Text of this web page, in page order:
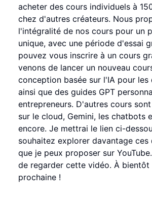
acheter des cours individuels à
chez d'autres créateurs. Nous
l'intégralité de nos cours pour un
unique, avec une période d'essai
pouvez vous inscrire à un cours
venons de lancer un nouveau
conception basée sur l'IA pour les
ainsi que des guides GPT
entrepreneurs. D'autres cours
sur le cloud, Gemini, les chatbots
encore. Je mettrai le lien ci-
souhaitez explorer davantage
que je peux proposer sur
de regarder cette vidéo. À bientôt
prochaine !